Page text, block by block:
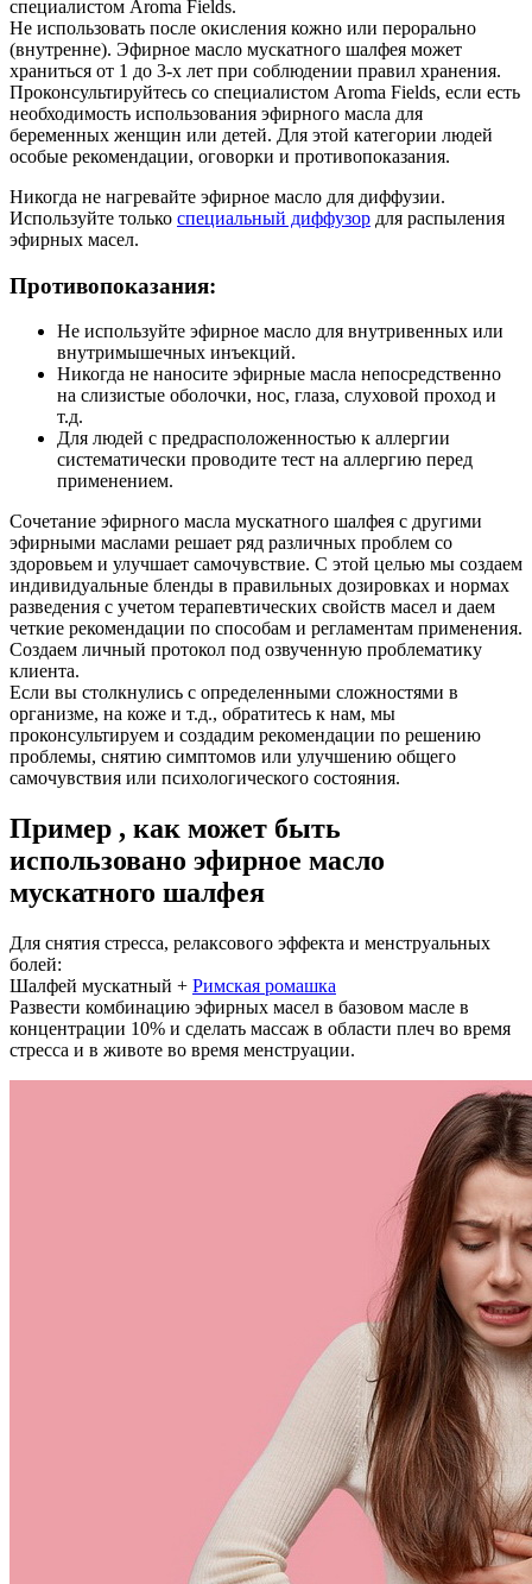
специалистом Aroma Fields.
Не использовать после окисления кожно или перорально
(внутренне). Эфирное масло мускатного шалфея может
храниться от 1 до 3-х лет при соблюдении правил хранения.
Проконсультируйтесь со специалистом Aroma Fields, если есть
необходимость использования эфирного масла для
беременных женщин или детей. Для этой категории людей
особые рекомендации, оговорки и противопоказания.
Никогда не нагревайте эфирное масло для диффузии.
Используйте только специальный диффузор для распыления
эфирных масел.
Противопоказания:
Не используйте эфирное масло для внутривенных или
внутримышечных инъекций.
Никогда не наносите эфирные масла непосредственно
на слизистые оболочки, нос, глаза, слуховой проход и
т.д.
Для людей с предрасположенностью к аллергии
систематически проводите тест на аллергию перед
применением.
Сочетание эфирного масла мускатного шалфея с другими
эфирными маслами решает ряд различных проблем со
здоровьем и улучшает самочувствие. С этой целью мы создаем
индивидуальные бленды в правильных дозировках и нормах
разведения с учетом терапевтических свойств масел и даем
четкие рекомендации по способам и регламентам применения.
Создаем личный протокол под озвученную проблематику
клиента.
Если вы столкнулись с определенными сложностями в
организме, на коже и т.д., обратитесь к нам, мы
проконсультируем и создадим рекомендации по решению
проблемы, снятию симптомов или улучшению общего
самочувствия или психологического состояния.
Пример , как может быть
использовано эфирное масло
мускатного шалфея
Для снятия стресса, релаксового эффекта и менструальных
болей:
Шалфей мускатный + Римская ромашка
Развести комбинацию эфирных масел в базовом масле в
концентрации 10% и сделать массаж в области плеч во время
стресса и в животе во время менструации.